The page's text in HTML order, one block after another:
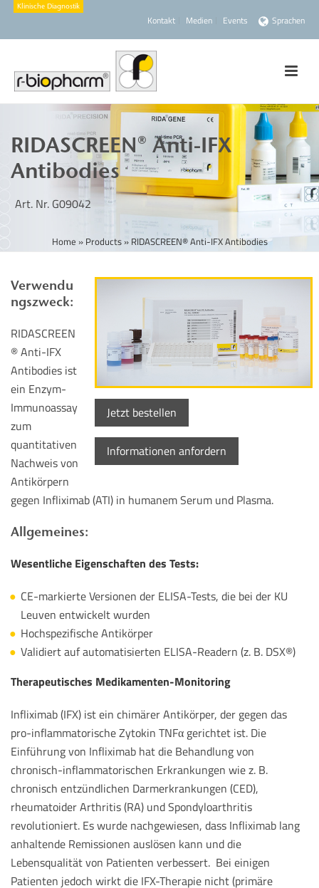
Kontakt Medien Events Sprachen
RIDASCREEN® Anti-IFX
Antibodies
Art. Nr. G09042
Home » Products» RIDASCREEN® Anti-IFX Antibodies
Jetzt bestellen
Informationen anfordern
Verwendu
ngszweck:
RIDASCREEN
® Anti-IFX
Antibodies ist
ein Enzym-
Immunoassay
zum
quantitativen
Nachweis von
Antikörpern
gegen Infliximab (ATI) in humanem Serum und Plasma.
Allgemeines:
Wesentliche Eigenschaften des Tests:
CE-markierte Versionen der ELISA-Tests, die bei der KU
Leuven entwickelt wurden
Hochspezifische Antikörper
Validiert auf automatisierten ELISA-Readern (z. B. DSX®)
Therapeutisches Medikamenten-Monitoring
Infliximab (IFX) ist ein chimärer Antikörper, der gegen das
pro-inflammatorische Zytokin TNFα gerichtet ist. Die
Einführung von Infliximab hat die Behandlung von
chronisch-inflammatorischen Erkrankungen wie z. B.
chronisch entzündlichen Darmerkrankungen (CED),
rheumatoider Arthritis (RA) und Spondyloarthritis
revolutioniert. Es wurde nachgewiesen, dass Infliximab lang
anhaltende Remissionen auslösen kann und die
Lebensqualität von Patienten verbessert. Bei einigen
Patienten jedoch wirkt die IFX-Therapie nicht (primäre